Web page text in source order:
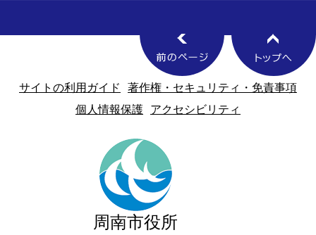
サイトの利用ガイド
著作権・セキュリティ・免責事項
個人情報保護
アクセシビリティ
周南市役所